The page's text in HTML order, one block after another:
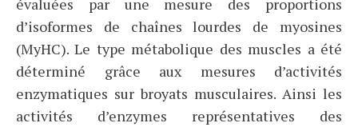
évaluées par une mesure des proportions
d’isoformes de chaînes lourdes de myosines
(MyHC). Le type métabolique des muscles a été
déterminé grâce aux mesures d’activités
enzymatiques sur broyats musculaires. Ainsi les
activités d’enzymes représentatives des